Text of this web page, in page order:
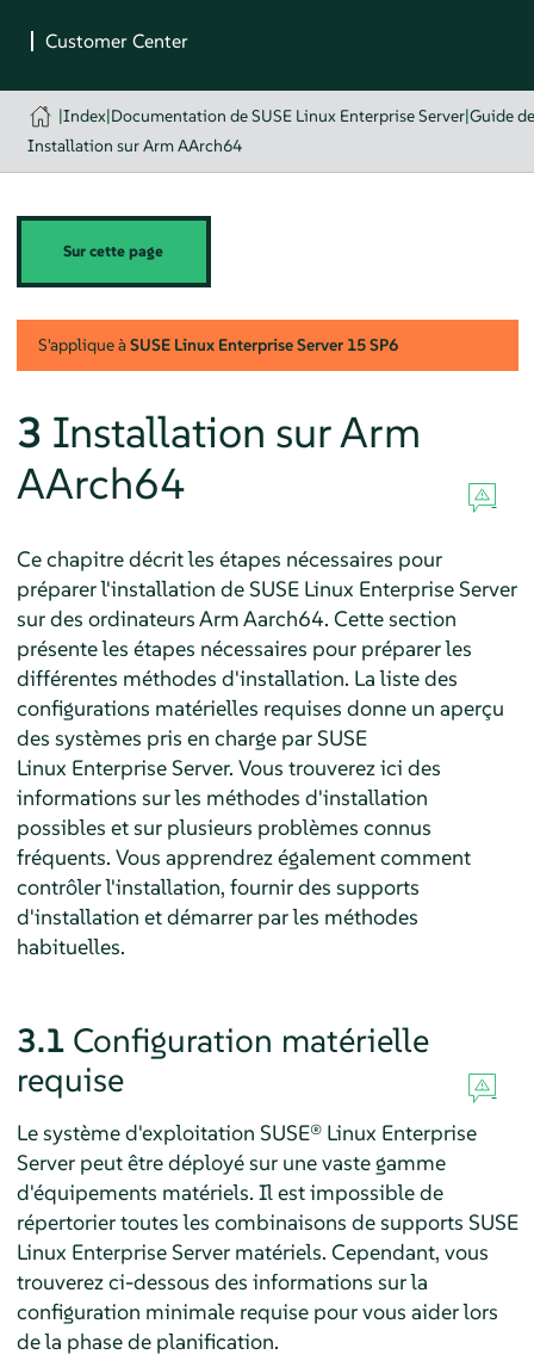
|Index|Documentation de SUSE Linux Enterprise Server|Guide
Installation sur Arm AArch64
Sur cette page
S'applique àSUSE Linux Enterprise Server 15 SP6
3 Installation sur Arm
AArch64
Ce chapitre décrit les étapes nécessaires pour
préparer l'installation de SUSE Linux Enterprise Server
sur des ordinateurs Arm Aarch64. Cette section
présente les étapes nécessaires pour préparer les
différentes méthodes d'installation. La liste des
configurations matérielles requises donne un aperçu
des systèmes pris en charge par SUSE
Linux Enterprise Server. Vous trouverez ici des
informations sur les méthodes d'installation
possibles et sur plusieurs problèmes connus
fréquents. Vous apprendrez également comment
contrôler l'installation, fournir des supports
d'installation et démarrer par les méthodes
habituelles.
3.1 Configuration matérielle
requise
Le système d'exploitation SUSE® Linux Enterprise
Serverpeut être déployé sur une vaste gamme
d'équipements matériels. Il est impossible de
répertorier toutes les combinaisons de supports SUSE
Linux Enterprise Servermatériels. Cependant, vous
trouverez ci-dessous des informations sur la
configuration minimale requise pour vous aider lors
de la phase de planification.